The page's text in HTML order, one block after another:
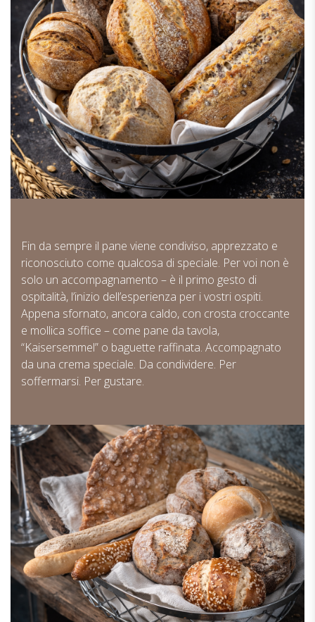
Fin da sempre il pane viene condiviso, apprezzato e
riconosciuto come qualcosa di speciale. Per voi non è
solo un accompagnamento – è il primo gesto di
ospitalità, l’inizio dell’esperienza per i vostri ospiti.
Appena sfornato, ancora caldo, con crosta croccante
e mollica soffice – come pane da tavola,
“Kaisersemmel” o baguette raffinata. Accompagnato
da una crema speciale. Da condividere. Per
soffermarsi. Per gustare.